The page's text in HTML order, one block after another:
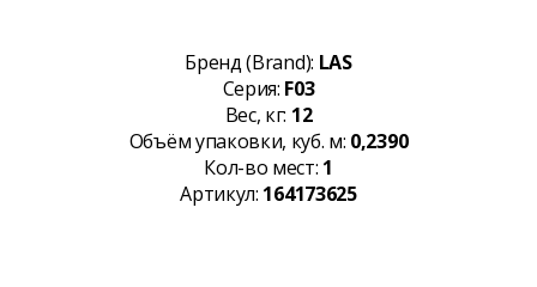
Бренд (Brand): LAS
Серия: F03
Вес, кг: 12
Объём упаковки, куб. м: 0,2390
Кол-во мест: 1
Артикул: 164173625